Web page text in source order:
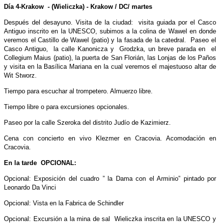
Día 4-Krakow - (Wieliczka) - Krakow / DC/ martes
Después del desayuno. Visita de la ciudad: visita guiada por el Casco
Antiguo inscrito en la UNESCO, subimos a la colina de Wawel en donde
veremos el Castillo de Wawel (patio) y la fasada de la catedral. Paseo el
Casco Antiguo, la calle Kanonicza y Grodzka, un breve parada en el
Collegium Maius (patio), la puerta de San Florián, las Lonjas de los Paños
y visita en la Basílica Mariana en la cual veremos el majestuoso altar de
Wit Stworz.
Tiempo para escuchar al trompetero. Almuerzo libre.
Tiempo libre o para excursiones opcionales.
Paseo por la calle Szeroka del distrito Judío de Kazimierz.
Cena con concierto en vivo Klezmer en Cracovia. Acomodación en
Cracovia.
En la tarde OPCIONAL:
Opcional: Exposición del cuadro ” la Dama con el Arminio” pintado por
Leonardo Da Vinci
Opcional: Vista en la Fabrica de Schindler
Opcional: Excursión a la mina de sal Wieliczka inscrita en la UNESCO y